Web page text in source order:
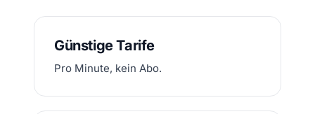
Günstige Tarife
Pro Minute, kein Abo.